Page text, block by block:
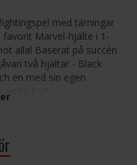
med tärningar
Marvel-hjälte i 1-
alla! Baserat på succén
två hjältar - Black
en med sin egen
kort.
som Doctor
Time Bomb. Båda